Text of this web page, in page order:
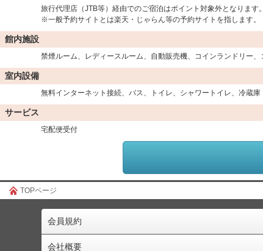
旅行代理店（JTB等）経由でのご宿泊はポイント対象外となります。
※一般予約サイトとは楽天・じゃらん等の予約サイトを指します。
館内施設
禁煙ルーム、レディースルーム、自動販売機、コインランドリー、
室内設備
無料インターネット接続、バス、トイレ、シャワートイレ、冷蔵
サービス
宅配便受付
TOPページ
会員規約
会社概要